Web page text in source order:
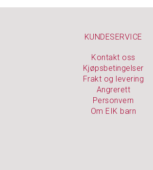
KUNDESERVICE
Kontakt oss
Kjøpsbetingelser
Frakt og levering
Angrerett
Personvern
Om EIK barn